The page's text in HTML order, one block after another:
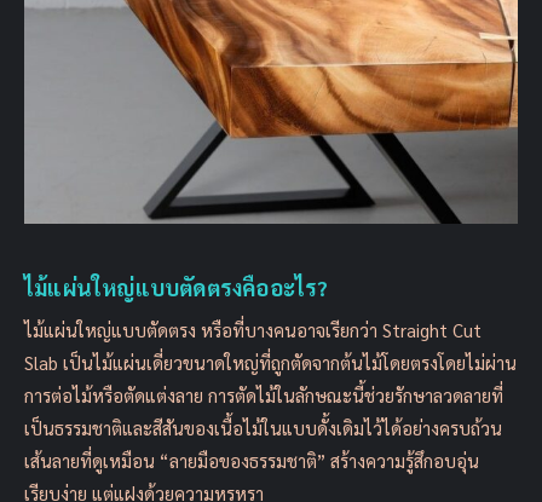
ไม้แผ่นใหญ่แบบตัดตรงคืออะไร?
ไม้แผ่นใหญ่แบบตัดตรง หรือที่บางคนอาจเรียกว่า Straight Cut
Slab เป็นไม้แผ่นเดี่ยวขนาดใหญ่ที่ถูกตัดจากต้นไม้โดยตรงโดยไม่ผ่าน
การต่อไม้หรือตัดแต่งลาย การตัดไม้ในลักษณะนี้ช่วยรักษาลวดลายที่
เป็นธรรมชาติและสีสันของเนื้อไม้ในแบบดั้งเดิมไว้ได้อย่างครบถ้วน
เส้นลายที่ดูเหมือน “ลายมือของธรรมชาติ” สร้างความรู้สึกอบอุ่น
เรียบง่าย แต่แฝงด้วยความหรูหรา